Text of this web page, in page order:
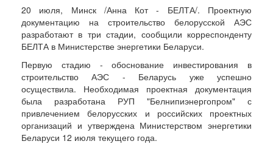
20 июля, Минск /Анна Кот - БЕЛТА/. Проектную
документацию на строительство белорусской АЭС
разработают в три стадии, сообщили корреспонденту
БЕЛТА в Министерстве энергетики Беларуси.
Первую стадию - обоснование инвестирования в
строительство АЭС - Беларусь уже успешно
осуществила. Необходимая проектная документация
была разработана РУП "Белнипиэнергопром" с
привлечением белорусских и российских проектных
организаций и утверждена Министерством энергетики
Беларуси 12 июля текущего года.